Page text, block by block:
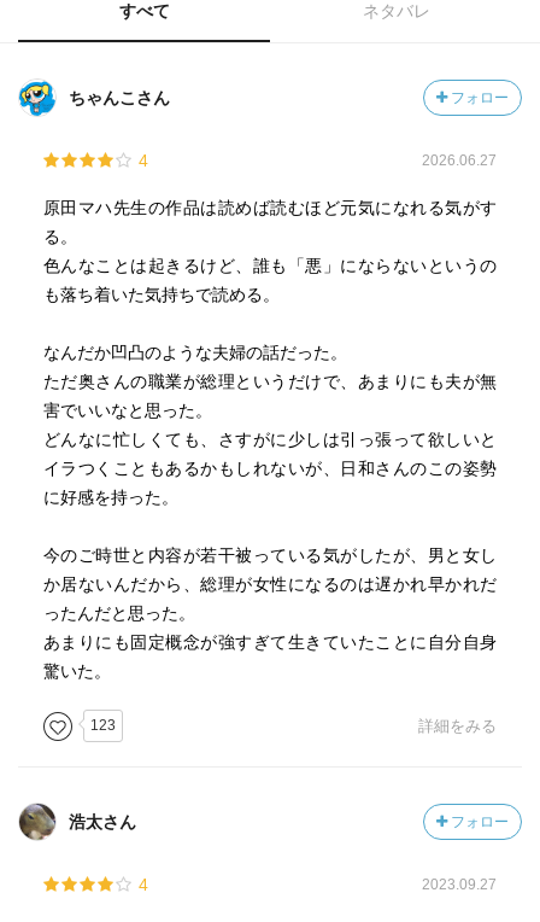
すべて ネタバレ
ちゃんこさん フォロー
4 2026.06.27
原田マハ先生の作品は読めば読むほど元気になれる気がす
る。
色んなことは起きるけど、誰も「悪」にならないというの
も落ち着いた気持ちで読める。
なんだか凹凸のような夫婦の話だった。
ただ奥さんの職業が総理というだけで、あまりにも夫が無
害でいいなと思った。
どんなに忙しくても、さすがに少しは引っ張って欲しいと
イラつくこともあるかもしれないが、日和さんのこの姿勢
に好感を持った。
今のご時世と内容が若干被っている気がしたが、男と女し
か居ないんだから、総理が女性になるのは遅かれ早かれだ
ったんだと思った。
あまりにも固定概念が強すぎて生きていたことに自分自身
驚いた。
123 詳細をみる
浩太さん フォロー
4 2023.09.27